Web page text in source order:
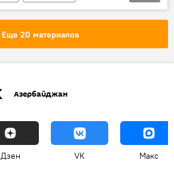
США
Запад
Хаос
Политика
Еще 20 материалов
Азербайджан
Дзен VK Макс